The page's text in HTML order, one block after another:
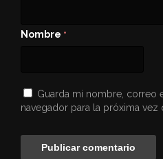
Nombre *
Guarda mi nombre, correo
navegador para la próxima vez